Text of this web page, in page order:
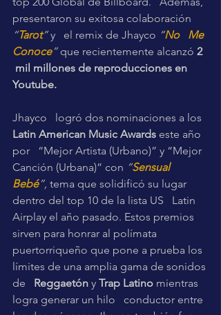
presentaron su exitosa colaboración
“Tarot” y   el remix de Jhayco “No   Me
Conoce” que recientemente alcanzó 2
mil millones de reproducciones en
Youtube.
Jhayco   logró dos nominaciones a los
Latin American Music Awards este año
por   “Mejor Artista (Urbano)” y “Mejor
Canción (Urbana)” con “Sensual
Bebé”, tema que solidificó su lugar
dentro del top 10 de la lista US   Latin
Airplay el año pasado. Estos premios
sirven para honrar al polímata
puertorriqueño que pone a prueba los
límites de una amplia gama de sonidos
de Reggaetón y Trap Latino mientras
logra generar un hilo   conductor entre